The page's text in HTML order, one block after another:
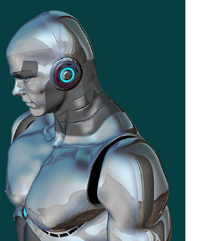
бизнеса